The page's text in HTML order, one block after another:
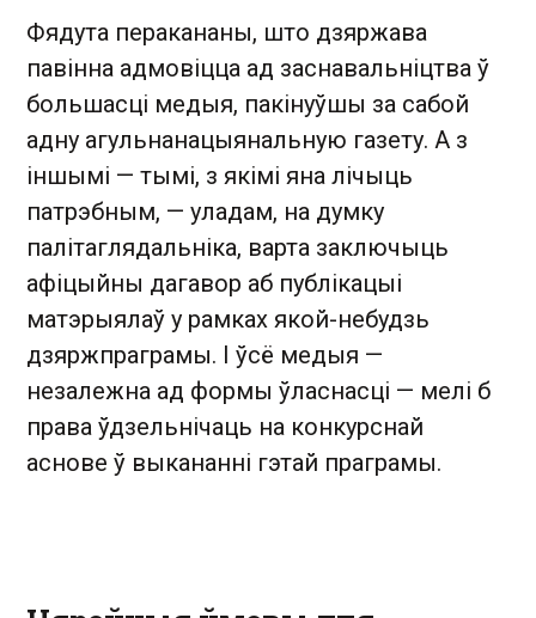
Фядута перакананы, што дзяржава
павінна адмовіцца ад заснавальніцтва ў
большасці медыя, пакінуўшы за сабой
адну агульнанацыянальную газету. А з
іншымі — тымі, з якімі яна лічыць
патрэбным, — уладам, на думку
палітаглядальніка, варта заключыць
афіцыйны дагавор аб публікацыі
матэрыялаў у рамках якой-небудзь
дзяржпраграмы. І ўсё медыя —
незалежна ад формы ўласнасці — мелі б
права ўдзельнічаць на конкурснай
аснове ў выкананні гэтай праграмы.